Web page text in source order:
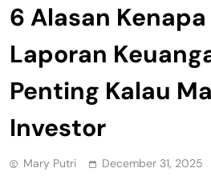
6 Alasan
Laporan
Penting Kalau
Investor
Mary Putri December 31, 2025